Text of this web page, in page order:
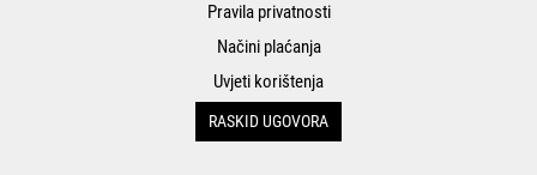
Pravila privatnosti
Načini plaćanja
Uvjeti korištenja
RASKID UGOVORA